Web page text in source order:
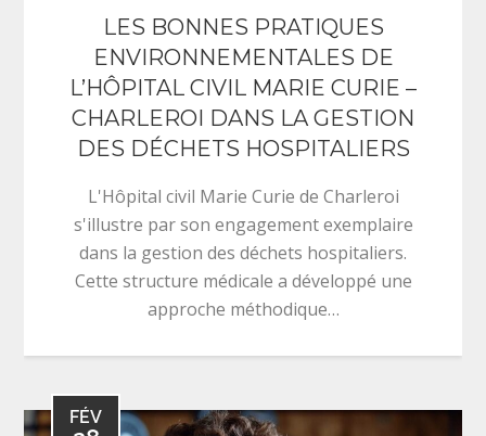
LES BONNES PRATIQUES
ENVIRONNEMENTALES DE
L’HÔPITAL CIVIL MARIE CURIE –
CHARLEROI DANS LA GESTION
DES DÉCHETS HOSPITALIERS
L'Hôpital civil Marie Curie de Charleroi
s'illustre par son engagement exemplaire
dans la gestion des déchets hospitaliers.
Cette structure médicale a développé une
approche méthodique…
FÉV